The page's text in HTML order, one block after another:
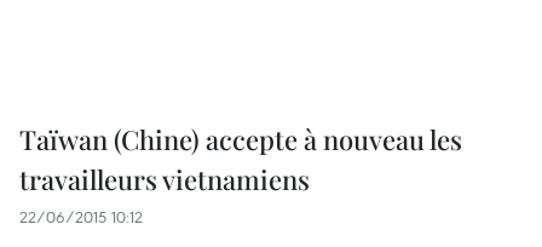
Taïwan (Chine) accepte à nouveau les
travailleurs vietnamiens
22/06/2015 10:12